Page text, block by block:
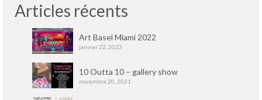
Articles récents
Art Basel Miami 2022
janvier 22, 2023
10 Outta 10 – gallery show
novembre 20, 2021